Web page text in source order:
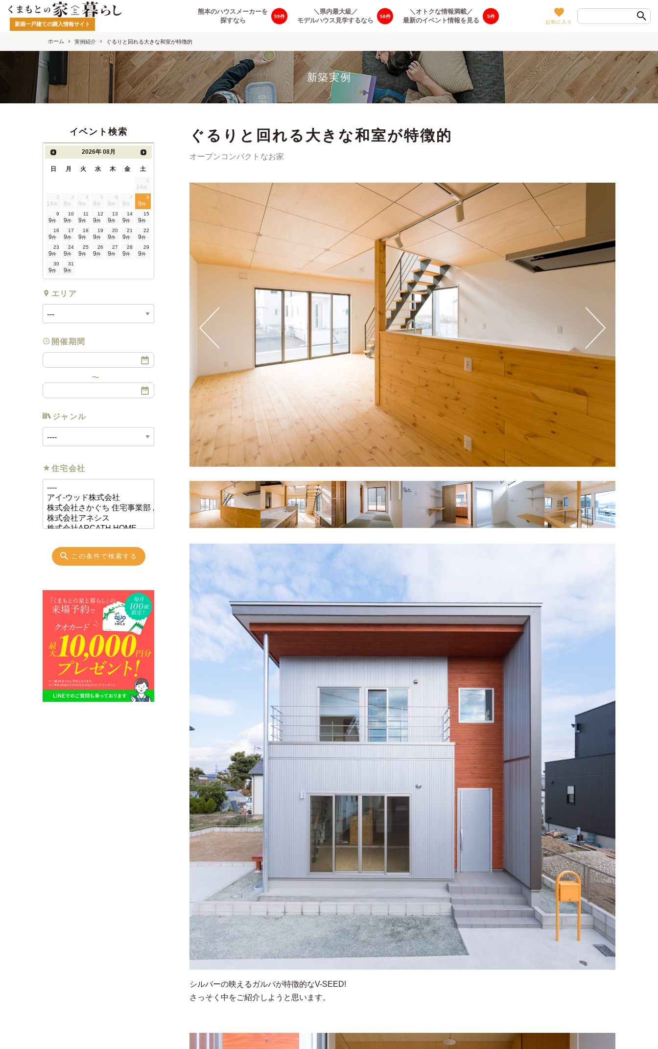
新築一戸建ての購入情報サイト
59
熊本のハウスメーカーを
探すなら
58
＼県内最大級／
モデルハウス見学するなら
5
＼オトクな情報満載／
最新のイベント情報を見る
お気に入り
ホーム 実例紹介 ぐるりと回れる大きな和室が特徴的
新築実例
イベント検索
2026年 08月
日 月 火 水 木 金 土
1
14件
2
14件
3
9件
4
9件
5
9件
6
9件
7
9件
8
9件
9
9件
10
9件
11
9件
12
9件
13
9件
14
9件
15
9件
16
9件
17
9件
18
9件
19
9件
20
9件
21
9件
22
9件
23
9件
24
9件
25
9件
26
9件
27
9件
28
9件
29
9件
30
9件
31
9件
エリア
開催期間
ジャンル
住宅会社
この条件で検索する
ぐるりと回れる大きな和室が特徴的
オープンコンパクトなお家
シルバーの映えるガルバが特徴的なV-SEED!
さっそく中をご紹介しようと思います。